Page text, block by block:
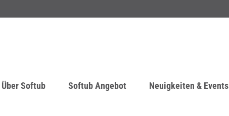
Über Softub Softub Angebot Neuigkeiten & Events